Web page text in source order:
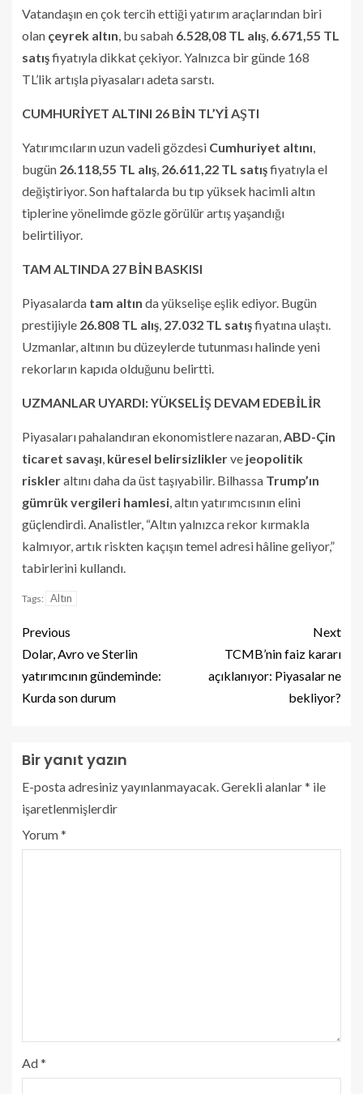
Vatandaşın en çok tercih ettiği yatırım araçlarından biri
olan çeyrek altın, bu sabah 6.528,08 TL alış, 6.671,55 TL
satışfiyatıyla dikkat çekiyor. Yalnızca bir günde 168
TL’lik artışla piyasaları adeta sarstı.
CUMHURİYET ALTINI 26 BİN TL’Yİ AŞTI
Yatırımcıların uzun vadeli gözdesi Cumhuriyet altını,
bugün 26.118,55 TL alış, 26.611,22 TL satışfiyatıyla el
değiştiriyor. Son haftalarda bu tıp yüksek hacimli altın
tiplerine yönelimde gözle görülür artış yaşandığı
belirtiliyor.
TAM ALTINDA 27 BİN BASKISI
Piyasalarda tam altın da yükselişe eşlik ediyor. Bugün
prestijiyle 26.808 TL alış, 27.032 TL satışfiyatına ulaştı.
Uzmanlar, altının bu düzeylerde tutunması halinde yeni
rekorların kapıda olduğunu belirtti.
UZMANLAR UYARDI: YÜKSELİŞ DEVAM EDEBİLİR
Piyasaları pahalandıran ekonomistlere nazaran,ABD-Çin
ticaret savaşı, küresel belirsizliklerve jeopolitik
riskleraltını daha da üst taşıyabilir. Bilhassa Trump’ın
gümrük vergileri hamlesi, altın yatırımcısının elini
güçlendirdi. Analistler, “Altın yalnızca rekor kırmakla
kalmıyor, artık riskten kaçışın temel adresi hâline geliyor,”
tabirlerini kullandı.
Tags: Altın
Previous
Dolar, Avro ve Sterlin
yatırımcının gündeminde:
Kurda son durum
Next
TCMB’nin faiz kararı
açıklanıyor: Piyasalar ne
bekliyor?
Bir yanıt yazın
E-posta adresiniz yayınlanmayacak.Gerekli alanlar* ile
işaretlenmişlerdir
Yorum*
Ad*